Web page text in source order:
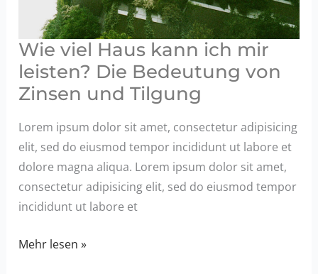
Wie viel Haus kann ich mir
leisten? Die Bedeutung von
Zinsen und Tilgung
Lorem ipsum dolor sit amet, consectetur adipisicing
elit, sed do eiusmod tempor incididunt ut labore et
dolore magna aliqua. Lorem ipsum dolor sit amet,
consectetur adipisicing elit, sed do eiusmod tempor
incididunt ut labore et
Wie
Mehr lesen »